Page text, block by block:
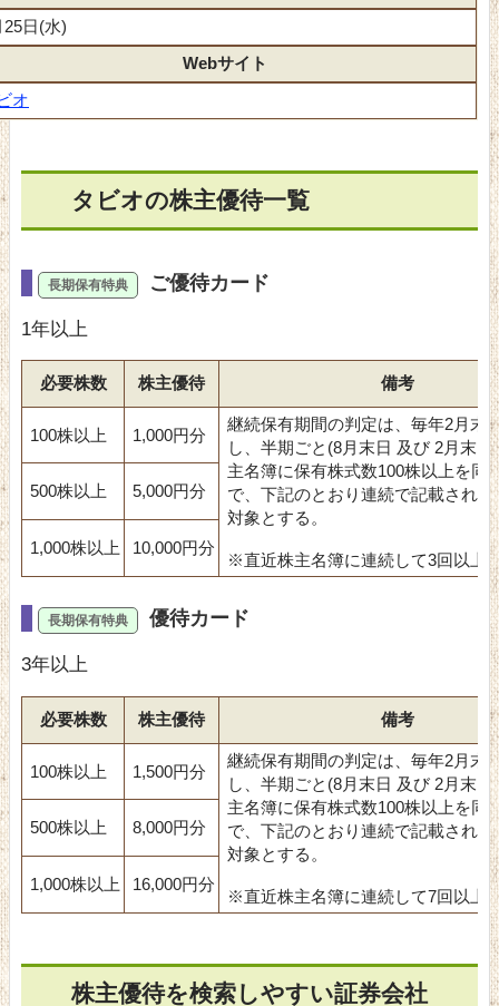
25日(水)
Webサイト
オ
タビオの株主優待一覧
ご優待カード
1年以上
必要株数 株主優待 備考
100株以上 1,000円分
継続保有期間の判定は、毎年2月末
し、半期ごと(8月末日 及び 2月末日
主名簿に保有株式数100株以上を同
で、下記のとおり連続で記載され
対象とする。
※直近株主名簿に連続して3回以上6
500株以上 5,000円分
1,000株以上 10,000円分
優待カード
3年以上
必要株数 株主優待 備考
100株以上 1,500円分
継続保有期間の判定は、毎年2月末
し、半期ごと(8月末日 及び 2月末日
主名簿に保有株式数100株以上を同
で、下記のとおり連続で記載され
対象とする。
※直近株主名簿に連続して7回以上
500株以上 8,000円分
1,000株以上 16,000円分
株主優待を検索しやすい証券会社